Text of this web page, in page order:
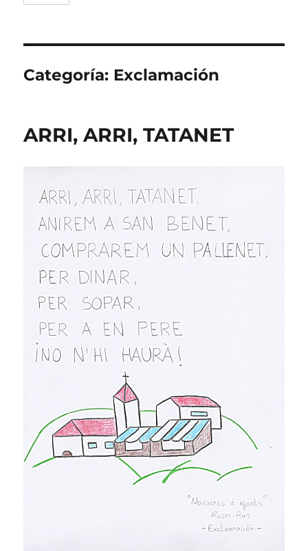
Categoría: Exclamación
ARRI, ARRI, TATANET